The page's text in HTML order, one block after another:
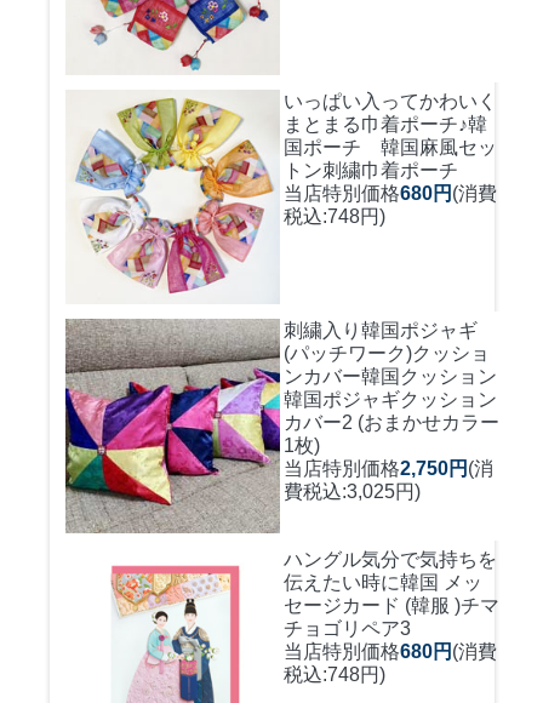
いっぱい入ってかわいく
まとまる巾着ポーチ♪韓
国ポーチ 韓国麻風セッ
トン刺繍巾着ポーチ
当店特別価格680円 (消費
税込:748円)
刺繍入り韓国ポジャギ
(パッチワーク)クッショ
ンカバー韓国クッション
韓国ポジャギクッション
カバー2 (おまかせカラー
1枚)
当店特別価格2,750円 (消
費税込:3,025円)
ハングル気分で気持ちを
伝えたい時に韓国 メッ
セージカード (韓服 )チマ
チョゴリペア3
当店特別価格680円 (消費
税込:748円)